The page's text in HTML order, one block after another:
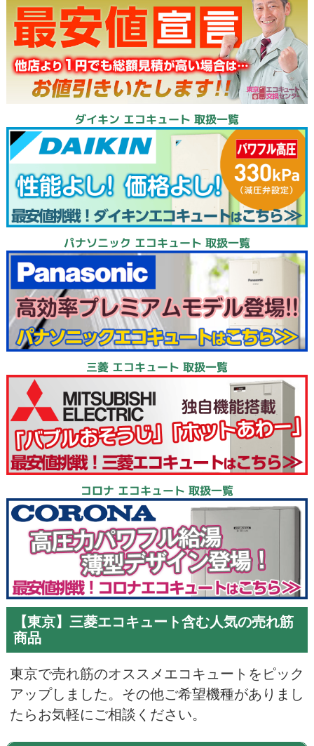
ダイキン エコキュート 取扱一覧
パナソニック エコキュート 取扱一覧
三菱 エコキュート 取扱一覧
コロナ エコキュート 取扱一覧
【東京】三菱エコキュート含む人気の売れ筋
商品
東京で売れ筋のオススメエコキュートをピック
アップしました。その他ご希望機種がありまし
たらお気軽にご相談ください。